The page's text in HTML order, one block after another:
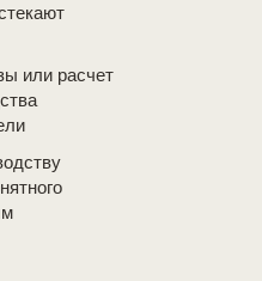
или расчет